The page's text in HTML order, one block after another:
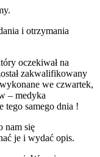
i otrzymania
oczekiwał na
zakwalifikowany
we czwartek,
– medyka
tego samego dnia !
nam się
je i wydać opis.